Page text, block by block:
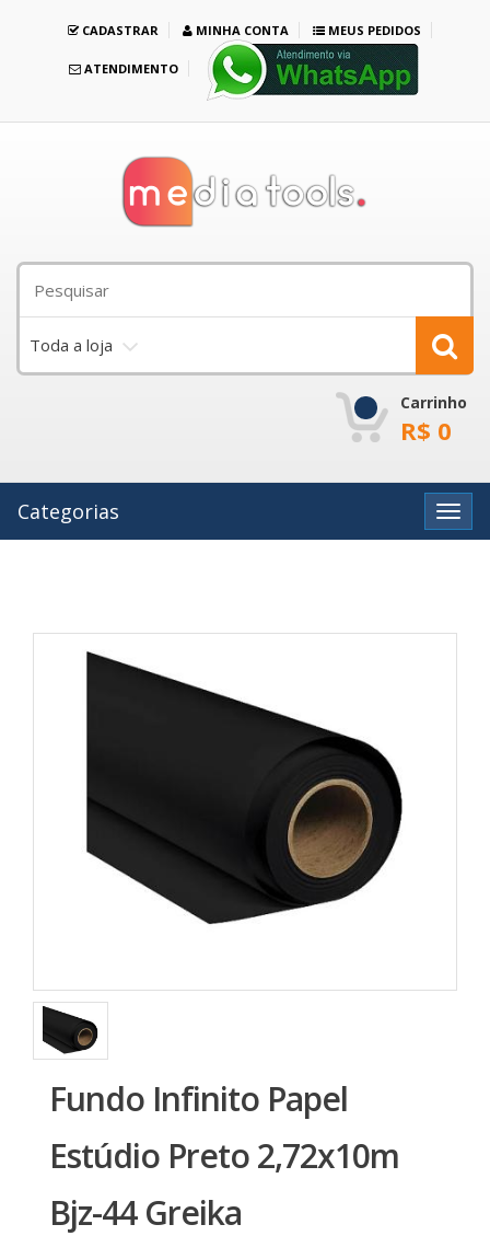
CADASTRAR MINHA CONTA MEUS PEDIDOS
ATENDIMENTO
Toda a loja
Carrinho
R$ 0
Categorias Ver
Fundo Infinito Papel
Estúdio Preto 2,72x10m
Bjz-44 Greika